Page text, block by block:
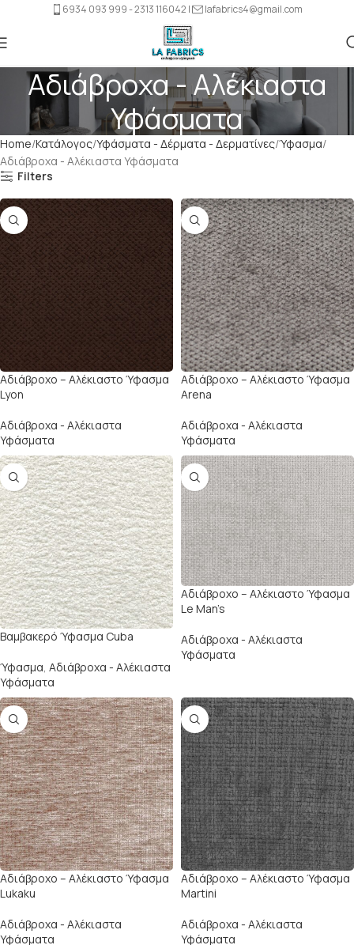
6934 093 999 - 2313 116042 | lafabrics4@gmail.com
Αδιάβροχα - Αλέκιαστα
Υφάσματα
Home Κατάλογος Υφάσματα - Δέρματα - Δερματίνες Ύφασμα
Αδιάβροχα - Αλέκιαστα Υφάσματα
Filters
Αδιάβροχο – Αλέκιαστο Ύφασμα
Lyon
Αδιάβροχα - Αλέκιαστα
Υφάσματα
Αδιάβροχο – Αλέκιαστο Ύφασμα
Arena
Αδιάβροχα - Αλέκιαστα
Υφάσματα
Βαμβακερό Ύφασμα Cuba
Ύφασμα, Αδιάβροχα - Αλέκιαστα
Υφάσματα
Αδιάβροχο – Αλέκιαστο Ύφασμα
Le Man’s
Αδιάβροχα - Αλέκιαστα
Υφάσματα
Αδιάβροχο – Αλέκιαστο Ύφασμα
Lukaku
Αδιάβροχα - Αλέκιαστα
Υφάσματα
Αδιάβροχο – Αλέκιαστο Ύφασμα
Martini
Αδιάβροχα - Αλέκιαστα
Υφάσματα